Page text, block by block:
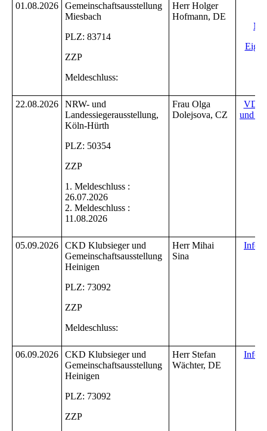
01.08.2026
Gemeinschaftsausstellung
Miesbach
PLZ: 83714
ZZP
Meldeschluss:
Herr Holger
Hofmann, DE
22.08.2026
NRW- und
Landessiegerausstellung,
Köln-Hürth
PLZ: 50354
ZZP
1. Meldeschluss :
26.07.2026
2. Meldeschluss :
11.08.2026
Frau Olga
Dolejsova, CZ
VDH
und
05.09.2026
CKD Klubsieger und
Gemeinschaftsausstellung
Heinigen
PLZ: 73092
ZZP
Meldeschluss:
Herr Mihai
Sina
Infos
06.09.2026
CKD Klubsieger und
Gemeinschaftsausstellung
Heinigen
PLZ: 73092
ZZP
Herr Stefan
Wächter, DE
Infos